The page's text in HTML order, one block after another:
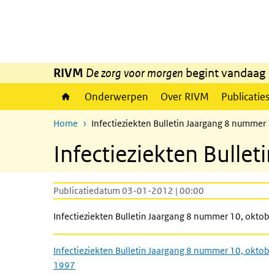
RIVM De zorg voor morgen begint vandaag
Onderwerpen Over RIVM Publicaties
Home Infectieziekten Bulletin Jaargang 8
Infectieziekten
Publicatiedatum 03-01-2012 | 00:00
Infectieziekten Bulletin Jaargang 8 nummer 10,
Infectieziekten Bulletin Jaargang 8 nummer 10,
1997